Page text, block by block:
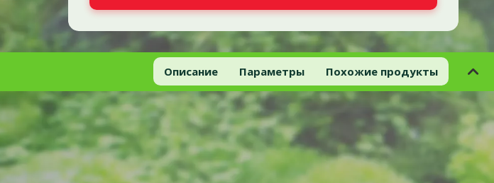
Описание Параметры Похожие продукты